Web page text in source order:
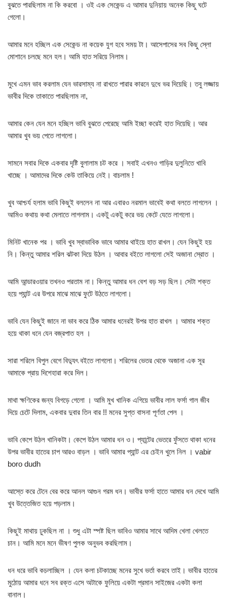
বুঝতে পারছিলাম না কি করবো । ওই এক সেকেন্ড এ আমার দুনিয়ায় অনেক কিছু ঘটে
গেলো।
আমার মনে হচ্ছিল এক সেকেন্ড না কয়েক যুগ হবে সময় টা। আসেপাসের সব কিছু স্লো
মোশানে চলছে মনে হল। আমি হাত সরিয়ে নিলাম।
মুখে এমন ভাব করলাম যেন ভারসাম্য না রাখতে পারার কারনে দুধে ভর দিয়েছি। তবু লজ্জায়
ভাবীর দিকে তাকাতে পারছিলাম না,
আমার কেন যেন মনে হচ্ছিল ভাবি বুঝতে পেরেছে আমি ইচ্ছা করেই হাত দিয়েছি। আর
আমার খুব ভয় পেতে লাগলো।
সামনে সবার দিকে একবার দৃষ্টি বুলালাম চট করে । সবাই এখনও গাড়ির দুলুনিতে খাবি
খাচ্ছে । আমাদের দিকে কেউ তাকিয়ে নেই। বাচলাম !
খুব আশ্চর্য হলাম ভাবি কিছুই বললেন না আর এবারও নরমাল ভাবেই কথা বলতে লাগলেন ।
আমিও কথায় কথা মেলাতে লাগলাম। একটু একটু করে ভয় কেটে যেতে লাগলো।
মিনিট খানেক পর । ভাবি খুব স্বাভাবিক ভাবে আমার থাইয়ে হাত রাখল। যেন কিছুই হয়
নি। কিন্তু আমার শরিল ঝটকা দিয়ে উঠল । আবার বইতে লাগলো সেই অজানা স্রোত ।
আমি আন্ডারওয়ার তখনও পরতাম না। কিন্তু আমার ধন বেশ বড় সড় ছিল। সেটা শক্ত
হয়ে প্যান্ট এর উপরে মাঝে মাঝে ফুটে উঠতে লাগলো।
ভাবি যেন কিছুই জানে না ভাব করে ঠিক আমার ধনেরই উপর হাত রাখল । আমার শক্ত
হয়ে থাকা ধনে যেন বজ্রপাত হল ।
সারা শরিলে বিপুল বেগে বিদ্যুৎ বইতে লাগলো। শরিলের ভেতর থেকে অজানা এক সূর
আমাকে প্রায় দিশেহারা করে দিল।
মাথা ক্ষণিকের জন্য বিগড়ে গেলো । আমি মুখ খানিক এগিয়ে ভাবীর লাল ফর্সা গাল জীব
দিয়ে চেটে দিলাম, একবার দুবার তিন বার !! মনের সুপ্ত বাসনা পূর্ণতা পেল ।
ভাবি কেপে উঠল খানিকটা। কেপে উঠল আমার ধন ও। প্যান্টের ভেতরে ফুঁসতে থাকা ধনের
উপর ভাবীর হাতের চাপ আরও বাড়ল । ভাবি আমার প্যান্ট এর চেইন খুলে নিল । vabir
boro dudh
আস্তে করে টেনে বের করে আনল আগুন গরম ধন। ভাবীর ফর্সা হাতে আমার ধন দেখে আমি
খুব উত্তেজিত হয়ে পড়লাম।
কিছুই মাথায় ঢুকছিল না । শুধু এটা স্পষ্ট ছিল ভাবিও আমার সাথে আদিম খেলা খেলতে
চান। আমি মনে মনে ভীষণ পুলক অনুভব করছিলাম।
ধন ধরে ভাবি কচলাচ্ছিল । যেন কলা চটকাচ্ছে মনের সুখে ভর্তা করবে তাই। ভাবীর হাতের
মুঠোয় আমার ধনে সব রক্ত এসে অটাকে ফুলিয়ে একটা প্রমান সাইজের একটা কলা
বানাল।